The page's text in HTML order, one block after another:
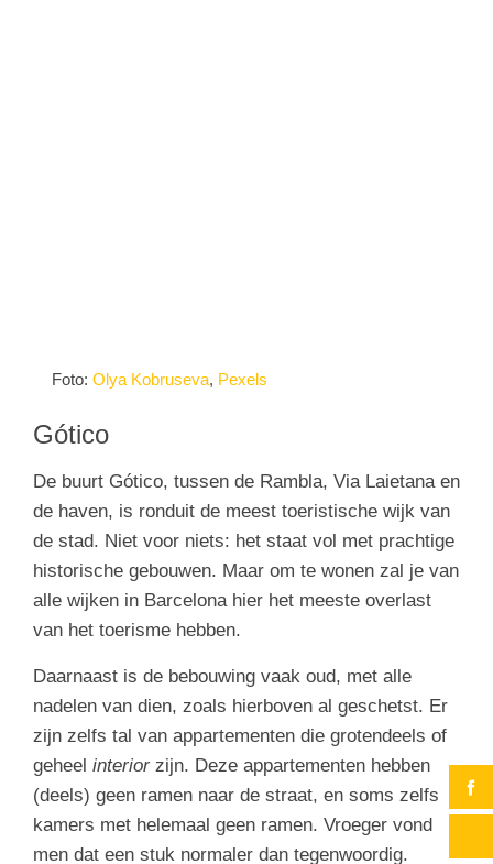
Foto: Olya Kobruseva, Pexels
Gótico
De buurt Gótico, tussen de Rambla, Via Laietana en
de haven, is ronduit de meest toeristische wijk van
de stad. Niet voor niets: het staat vol met prachtige
historische gebouwen. Maar om te wonen zal je van
alle wijken in Barcelona hier het meeste overlast
van het toerisme hebben.
Daarnaast is de bebouwing vaak oud, met alle
nadelen van dien, zoals hierboven al geschetst. Er
zijn zelfs tal van appartementen die grotendeels of
geheel interior zijn. Deze appartementen hebben
(deels) geen ramen naar de straat, en soms zelfs
kamers met helemaal geen ramen. Vroeger vond
men dat een stuk normaler dan tegenwoordig.